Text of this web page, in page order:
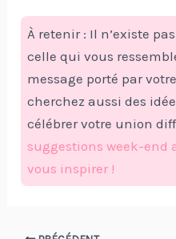
À retenir : Il n’existe
celle qui vous
message porté par
cherchez aussi des
célébrer votre union
suggestions week-end
vous inspirer !